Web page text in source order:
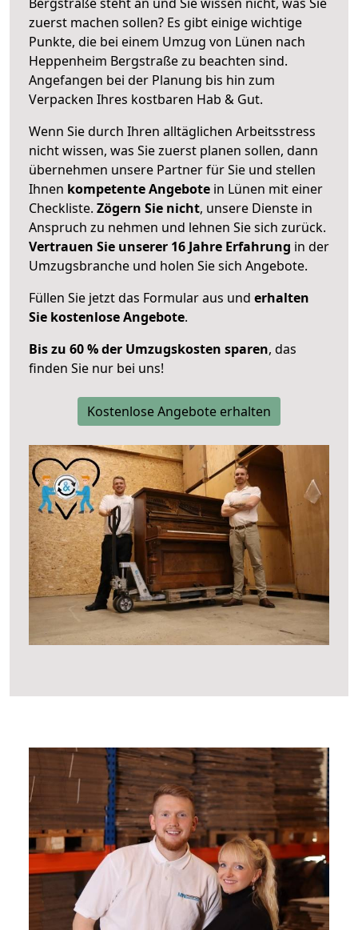
zuerst machen sollen? Es gibt einige wichtige
Punkte, die bei einem Umzug von Lünen nach
Heppenheim Bergstraße zu beachten sind.
Angefangen bei der Planung bis hin zum
Verpacken Ihres kostbaren Hab & Gut.
Wenn Sie durch Ihren alltäglichen Arbeitsstress
nicht wissen, was Sie zuerst planen sollen, dann
übernehmen unsere Partner für Sie und stellen
Ihnen kompetente Angebote in Lünen mit einer
Checkliste. Zögern Sie nicht, unsere Dienste in
Anspruch zu nehmen und lehnen Sie sich zurück.
Vertrauen Sie unserer 16 Jahre Erfahrung in der
Umzugsbranche und holen Sie sich Angebote.
Füllen Sie jetzt das Formular aus und erhalten
Sie kostenlose Angebote.
Bis zu 60 % der Umzugskosten sparen, das
finden Sie nur bei uns!
Kostenlose Angebote erhalten